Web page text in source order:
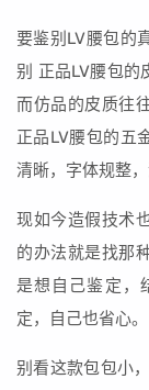
要鉴别LV腰包的
别 正品LV腰包的
而仿品的皮质往
正品LV腰包的五
清晰，字体规整
现如今造假技术
的办法就是找那
是想自己鉴定，
定，自己也省心。
别看这款包包小